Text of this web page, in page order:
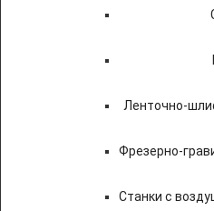
Ленточно-
Фрезерно-
Станки с